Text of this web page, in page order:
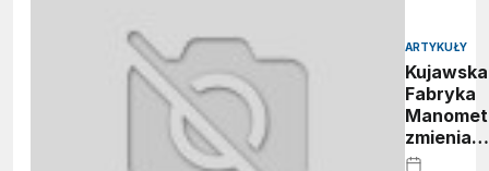
ARTYKUŁY
Kujawska
Fabryka
zmienia
nazwę